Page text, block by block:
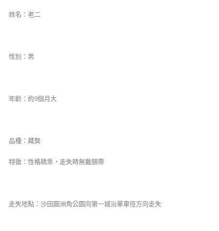
姓名：老二
性別：男
年齡：約9個月大
品種：藏獒
​特徵：性格精乖，走失時無戴頸帶
​​​走失地點：沙田圓洲角公園向第一城沿單車徑方向走失